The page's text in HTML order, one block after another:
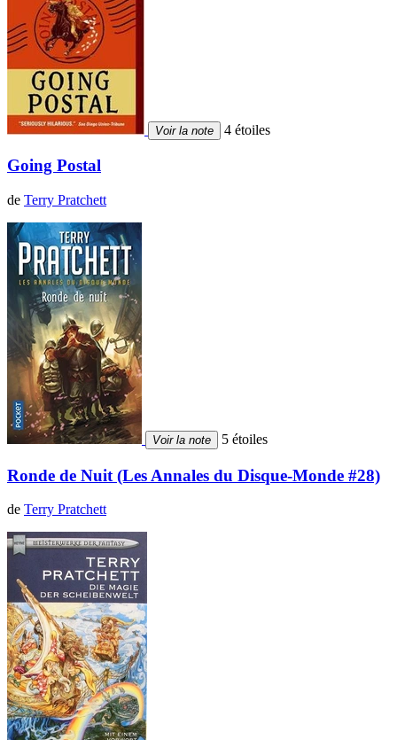
Voir la note 4 étoiles
Going Postal
de Terry Pratchett
Voir la note 5 étoiles
Ronde de Nuit (Les Annales du Disque-Monde #28)
de Terry Pratchett